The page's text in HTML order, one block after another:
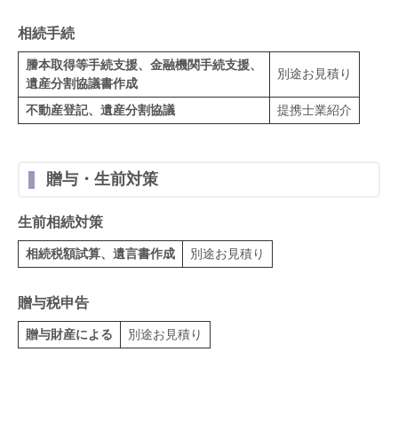
相続手続
謄本取得等手続支援、金融機関手続支援、
遺産分割協議書作成
別途お見積り
不動産登記、遺産分割協議 提携士業紹介
贈与・生前対策
生前相続対策
相続税額試算、遺言書作成 別途お見積り
贈与税申告
贈与財産による 別途お見積り